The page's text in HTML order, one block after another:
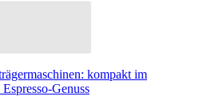
kompakt im
Genuss